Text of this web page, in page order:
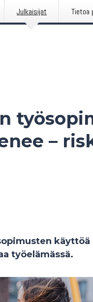
Julkaisijat Tietoa
–
käyttöä
työelämässä.